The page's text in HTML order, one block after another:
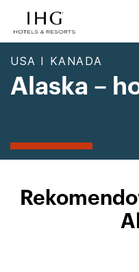
USA I KANADA
Alaska –